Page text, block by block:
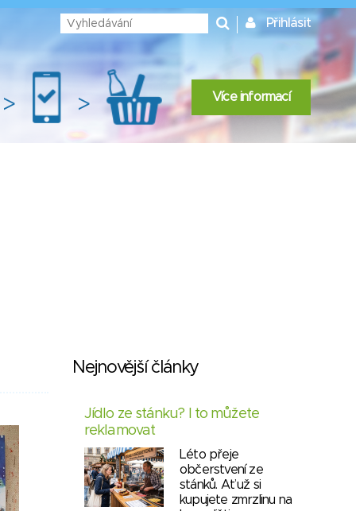
Přihlásit
> > Více informací
Nejnovější články
Jídlo ze stánku? I to můžete
reklamovat
Léto přeje
občerstvení ze
stánků. Ať už si
kupujete zmrzlinu na